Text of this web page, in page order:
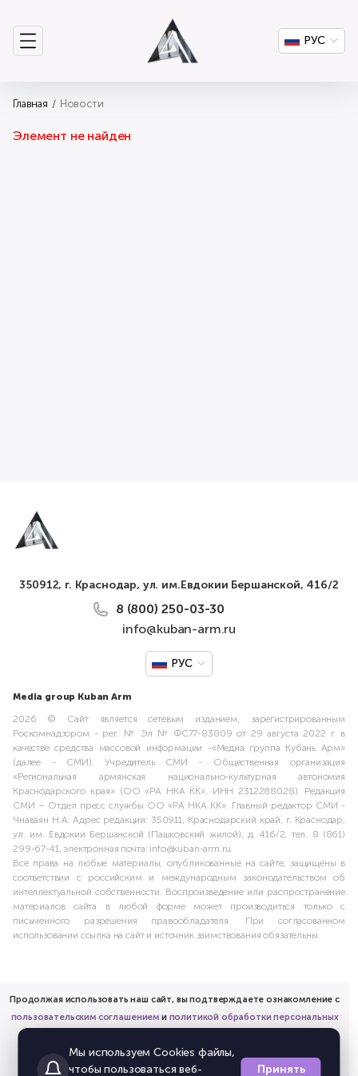
РУС
Главная Новости
Элемент не найден
350912, г. Краснодар, ул. им.Евдокии Бершанской, 416/2
8 (800) 250-03-30
info@kuban-arm.ru
РУС
Media group Kuban Arm
2026 © Сайт является сетевым изданием, зарегистрированным
Роскомнадзором - рег. № Эл № ФС77-83809 от 29 августа 2022 г. в
качестве средства массовой информации -«Медиа группа Кубань Арм»
(далее - СМИ). Учредитель СМИ - Общественная организация
«Региональная армянская национально-культурная автономия
Краснодарского края» (ОО «РА НКА КК», ИНН 2312288028). Редакция
СМИ – Отдел пресс службы ОО «РА НКА КК». Главный редактор СМИ -
Чнаваян Н.А. Адрес редакции: 350911, Краснодарский край, г. Краснодар,
ул. им. Евдокии Бершанской (Пашковский жилой), д. 416/2, тел. 8 (861)
299-67-41, электронная почта: info@kuban-arm.ru.
Все права на любые материалы, опубликованные на сайте, защищены в
соответствии с российским и международным законодательством об
интеллектуальной собственности. Воспроизведение или распространение
материалов сайта в любой форме может производиться только с
письменного разрешения правообладателя. При согласованном
использовании ссылка на сайт и источник заимствования обязательны.
Продолжая использовать наш сайт, вы подтверждаете ознакомление с
пользовательским соглашением и политикой обработки персональных
и предоставляете согласие на обработку соответствующих
персональных данных.
Мы используем Cookies файлы,
чтобы пользоваться веб-
Принять